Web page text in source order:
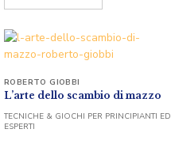
L’arte dello scambio di mazzo
ROBERTO GIOBBI
TECNICHE & GIOCHI PER PRINCIPIANTI ED
ESPERTI